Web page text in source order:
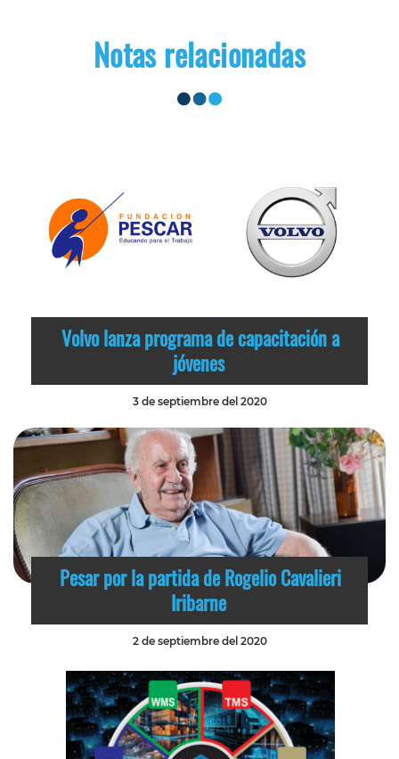
Notas relacionadas
Volvo lanza programa de capacitación a
jóvenes
3 de septiembre del 2020
Pesar por la partida de Rogelio Cavalieri
Iribarne
2 de septiembre del 2020